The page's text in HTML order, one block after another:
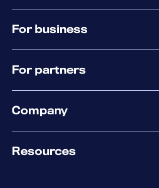
MSP platform
Pricing
Why WithSecure?
For business
Elements overview
Exposure Management
Extended Detection & Response
Co-Security Services
Pricing
Why WithSecure?
For partners
Partner success services
Co-Growth Community
Company
Achievements & certifications
Resources